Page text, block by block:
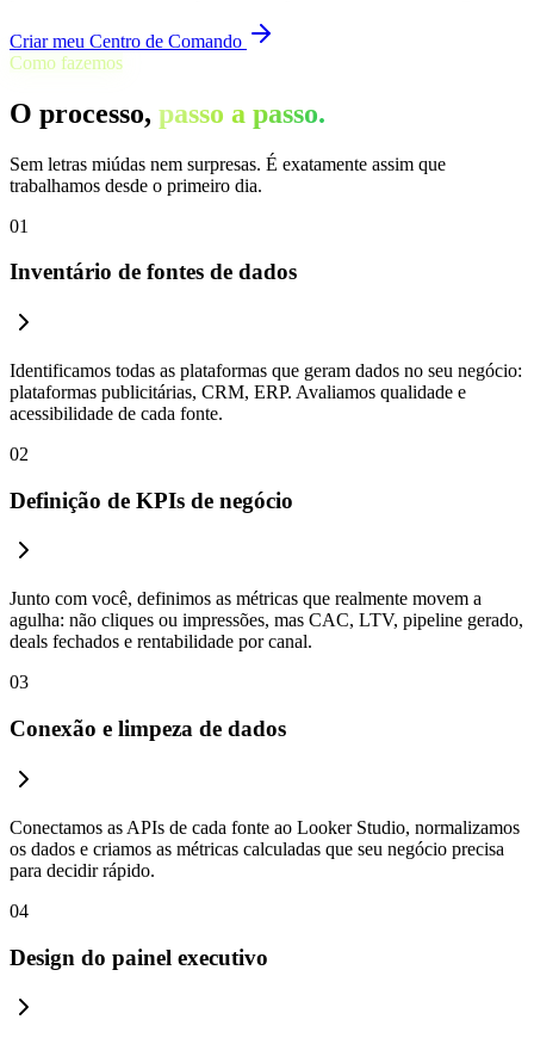
Criar meu Centro de Comando
Como fazemos
O processo, passo a passo.
Sem letras miúdas nem surpresas. É exatamente assim que
trabalhamos desde o primeiro dia.
01
Inventário de fontes de dados
Identificamos todas as plataformas que geram dados no seu negócio:
plataformas publicitárias, CRM, ERP. Avaliamos qualidade e
acessibilidade de cada fonte.
02
Definição de KPIs de negócio
Junto com você, definimos as métricas que realmente movem a
agulha: não cliques ou impressões, mas CAC, LTV, pipeline gerado,
deals fechados e rentabilidade por canal.
03
Conexão e limpeza de dados
Conectamos as APIs de cada fonte ao Looker Studio, normalizamos
os dados e criamos as métricas calculadas que seu negócio precisa
para decidir rápido.
04
Design do painel executivo